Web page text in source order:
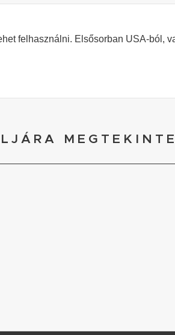
felhasználni. Elsősorban USA-ból,